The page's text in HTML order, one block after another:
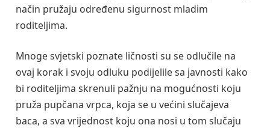
način pružaju određenu sigurnost mladim
roditeljima.
Mnoge svjetski poznate ličnosti su se odlučile na
ovaj korak i svoju odluku podijelile sa javnosti kako
bi roditeljima skrenuli pažnju na mogućnosti koju
pruža pupčana vrpca, koja se u većini slučajeva
baca, a sva vrijednost koju ona nosi u tom slučaju